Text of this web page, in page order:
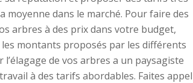
moyenne dans le marché. Pour faire des
arbres à des prix dans votre budget,
montants proposés par les différents
de vos arbres a un paysagiste
à des tarifs abordables. Faites appel